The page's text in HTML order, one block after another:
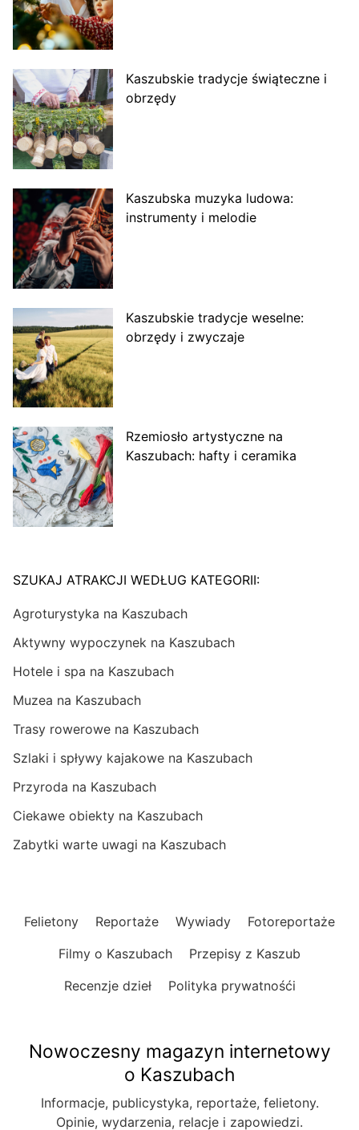
Kaszubskie tradycje świąteczne i
obrzędy
Kaszubska muzyka ludowa:
instrumenty i melodie
Kaszubskie tradycje weselne:
obrzędy i zwyczaje
Rzemiosło artystyczne na
Kaszubach: hafty i ceramika
SZUKAJ ATRAKCJI WEDŁUG KATEGORII:
Agroturystyka na Kaszubach
Aktywny wypoczynek na Kaszubach
Hotele i spa na Kaszubach
Muzea na Kaszubach
Trasy rowerowe na Kaszubach
Szlaki i spływy kajakowe na Kaszubach
Przyroda na Kaszubach
Ciekawe obiekty na Kaszubach
Zabytki warte uwagi na Kaszubach
Felietony Reportaże Wywiady
Fotoreportaże
Filmy o Kaszubach
Przepisy z Kaszub
Recenzje dzieł
Polityka prywatnośći
Nowoczesny magazyn internetowy
o Kaszubach
Informacje, publicystyka, reportaże, felietony.
Opinie, wydarzenia, relacje i zapowiedzi.